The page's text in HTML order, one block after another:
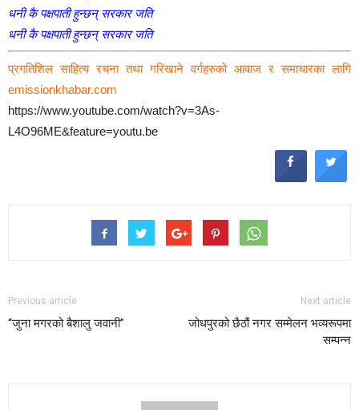
धनी कै पक्षपाती हुन्छन् सरकार जति
धनी कै पक्षपाती हुन्छन् सरकार जति
प्रगतिशिल साहित्य रचना तथा गरिखाने वर्गहरुको आवाज र समाचारका लागि
emissionkhabar.com
https://www.youtube.com/watch?v=3As-
L4O96ME&feature=youtu.be
Previous article
“जुना मगरको बैशालु जवानी”
Next article
जोधपुरको छैठौं नगर सम्मेलन भव्यरूपमा
सम्पन्न